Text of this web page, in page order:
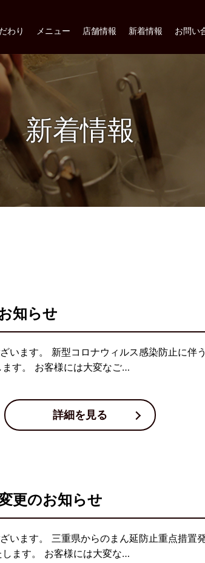
わり メニュー 店舗情報 新着情報 お問い
新着情報
知らせ
います。 新型コロナウィルス感染防止に伴
す。 お客様には大変なご…
詳細を見る
更のお知らせ
います。 三重県からのまん延防止重点措置
ます。 お客様には大変な…